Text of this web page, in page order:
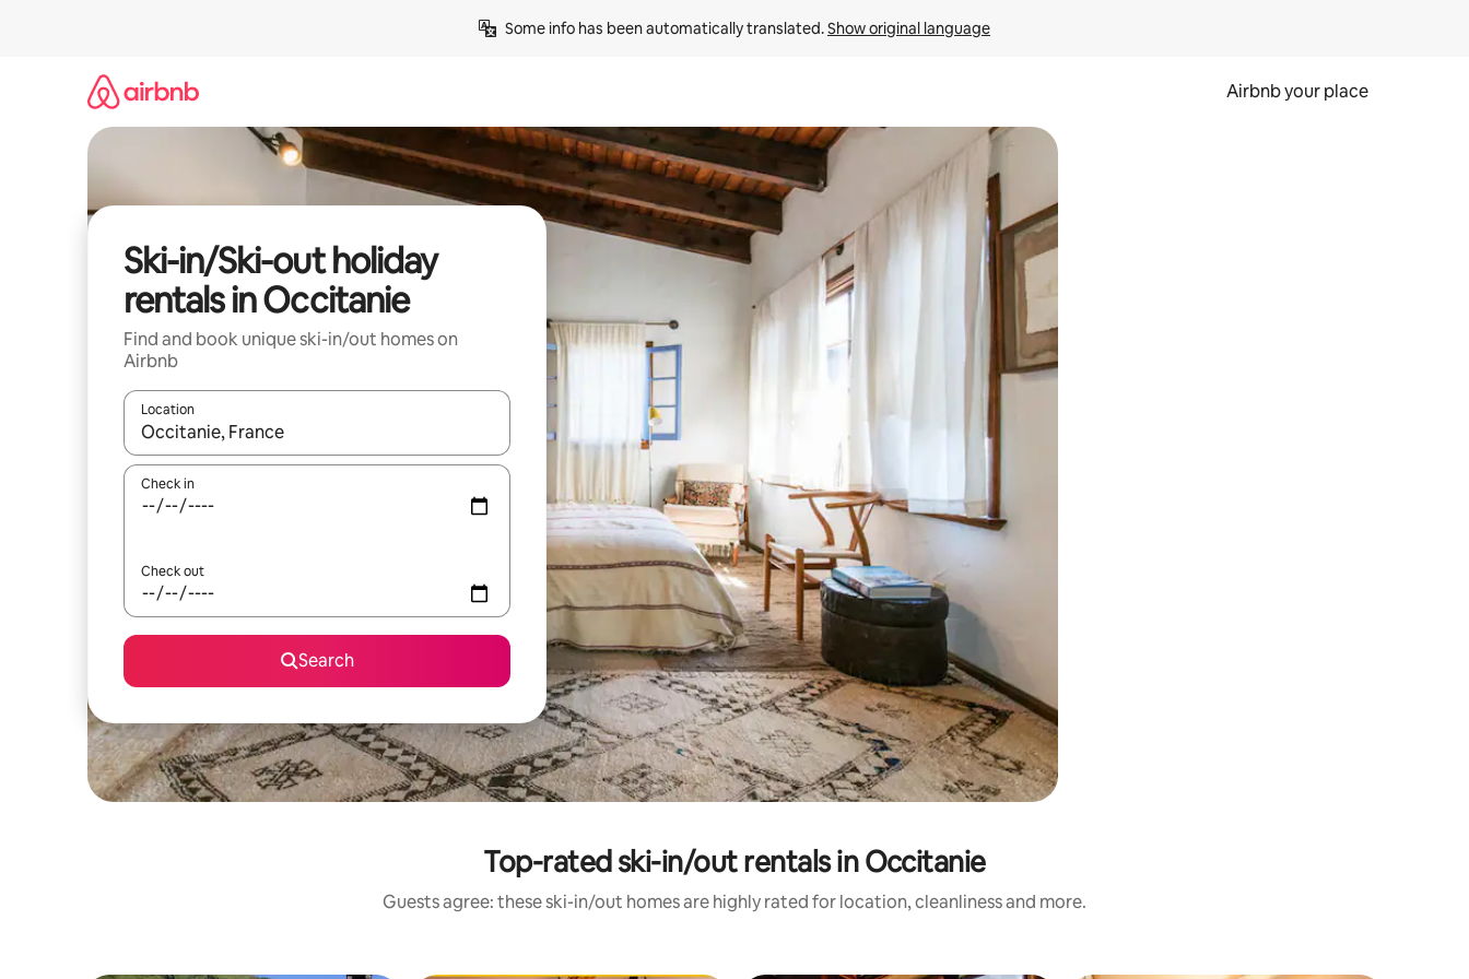
Some info has been automatically translated. Show original language
Airbnb your place
Ski-in/Ski-out holiday
rentals in Occitanie
Find and book unique ski-in/out homes on
Airbnb
Location
When results are available, navigate with the up and down arrow keys or explore by touch or swipe gestures.
Check in
Check out
Search
Top-rated ski-in/out rentals in Occitanie
Guests agree: these ski-in/out homes are highly rated for location, cleanliness and more.